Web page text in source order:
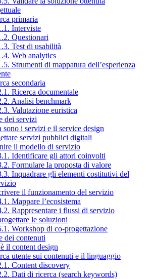
primaria
Interviste
Questionari
Test di usabilità
Web analytics
Strumenti di mappatura dell’esperienza
secondaria
Ricerca documentale
Analisi benchmark
Valutazione euristica
dei servizi
sono i servizi e il service design
servizi pubblici digitali
il modello di servizio
Identificare gli attori coinvolti
Formulare la proposta di valore
Inquadrare gli elementi costitutivi del
il funzionamento del servizio
Mappare l’ecosistema
Rappresentare i flussi di servizio
le soluzioni
Workshop di co-progettazione
dei contenuti
il content design
utente sui contenuti e il linguaggio
Content discovery
Dati di ricerca (search keywords)